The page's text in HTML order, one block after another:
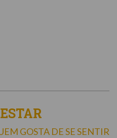
GOSTA DE SE SENTIR